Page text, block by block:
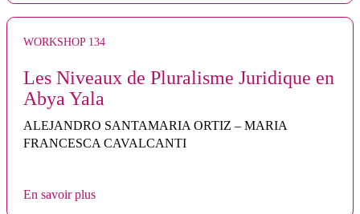
WORKSHOP 134
Les Niveaux de Pluralisme Juridique en
Abya Yala
ALEJANDRO SANTAMARIA ORTIZ – MARIA
FRANCESCA CAVALCANTI
En savoir plus